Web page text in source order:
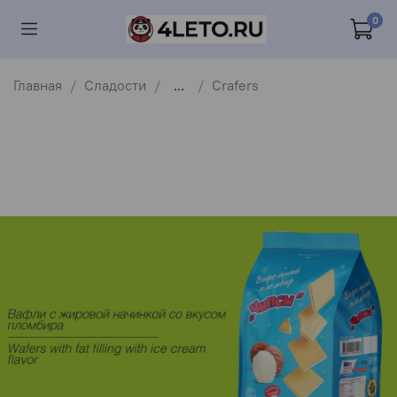
0
Главная Сладости ... Crafers